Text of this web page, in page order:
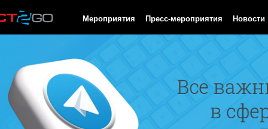
Мероприятия Пресс-мероприятия Новости